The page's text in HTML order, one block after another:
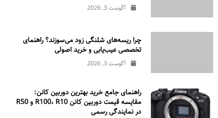
آگوست 3, 2026
چرا ریسه‌های شلنگی زود می‌سوزند؟ راهنمای
تخصصی عیب‌یابی و خرید اصولی
آگوست 3, 2026
راهنمای جامع خرید بهترین دوربین کانن:
مقایسه قیمت دوربین کانن R100، R10 و R50
در نمایندگی رسمی